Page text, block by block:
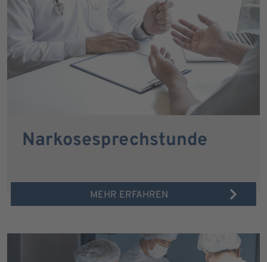
Narkosesprechstunde
MEHR ERFAHREN